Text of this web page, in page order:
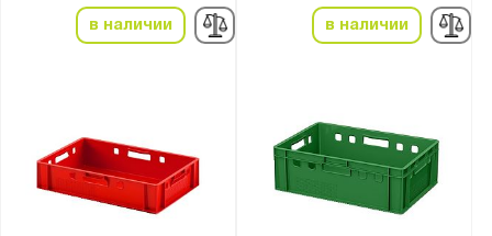
в наличии в наличии